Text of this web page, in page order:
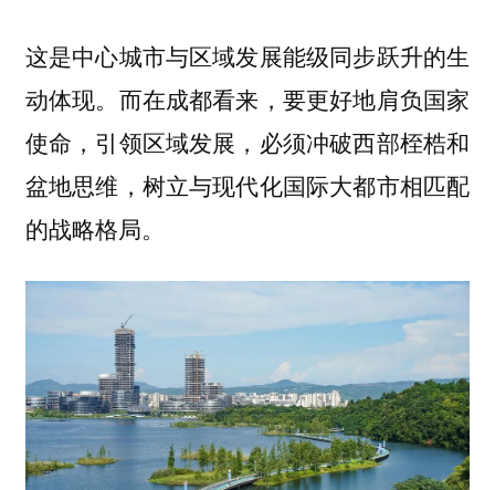
这是中心城市与区域发展能级同步跃升的生
动体现。而在成都看来，要更好地肩负国家
使命，引领区域发展，必须冲破西部桎梏和
盆地思维，树立与现代化国际大都市相匹配
的战略格局。